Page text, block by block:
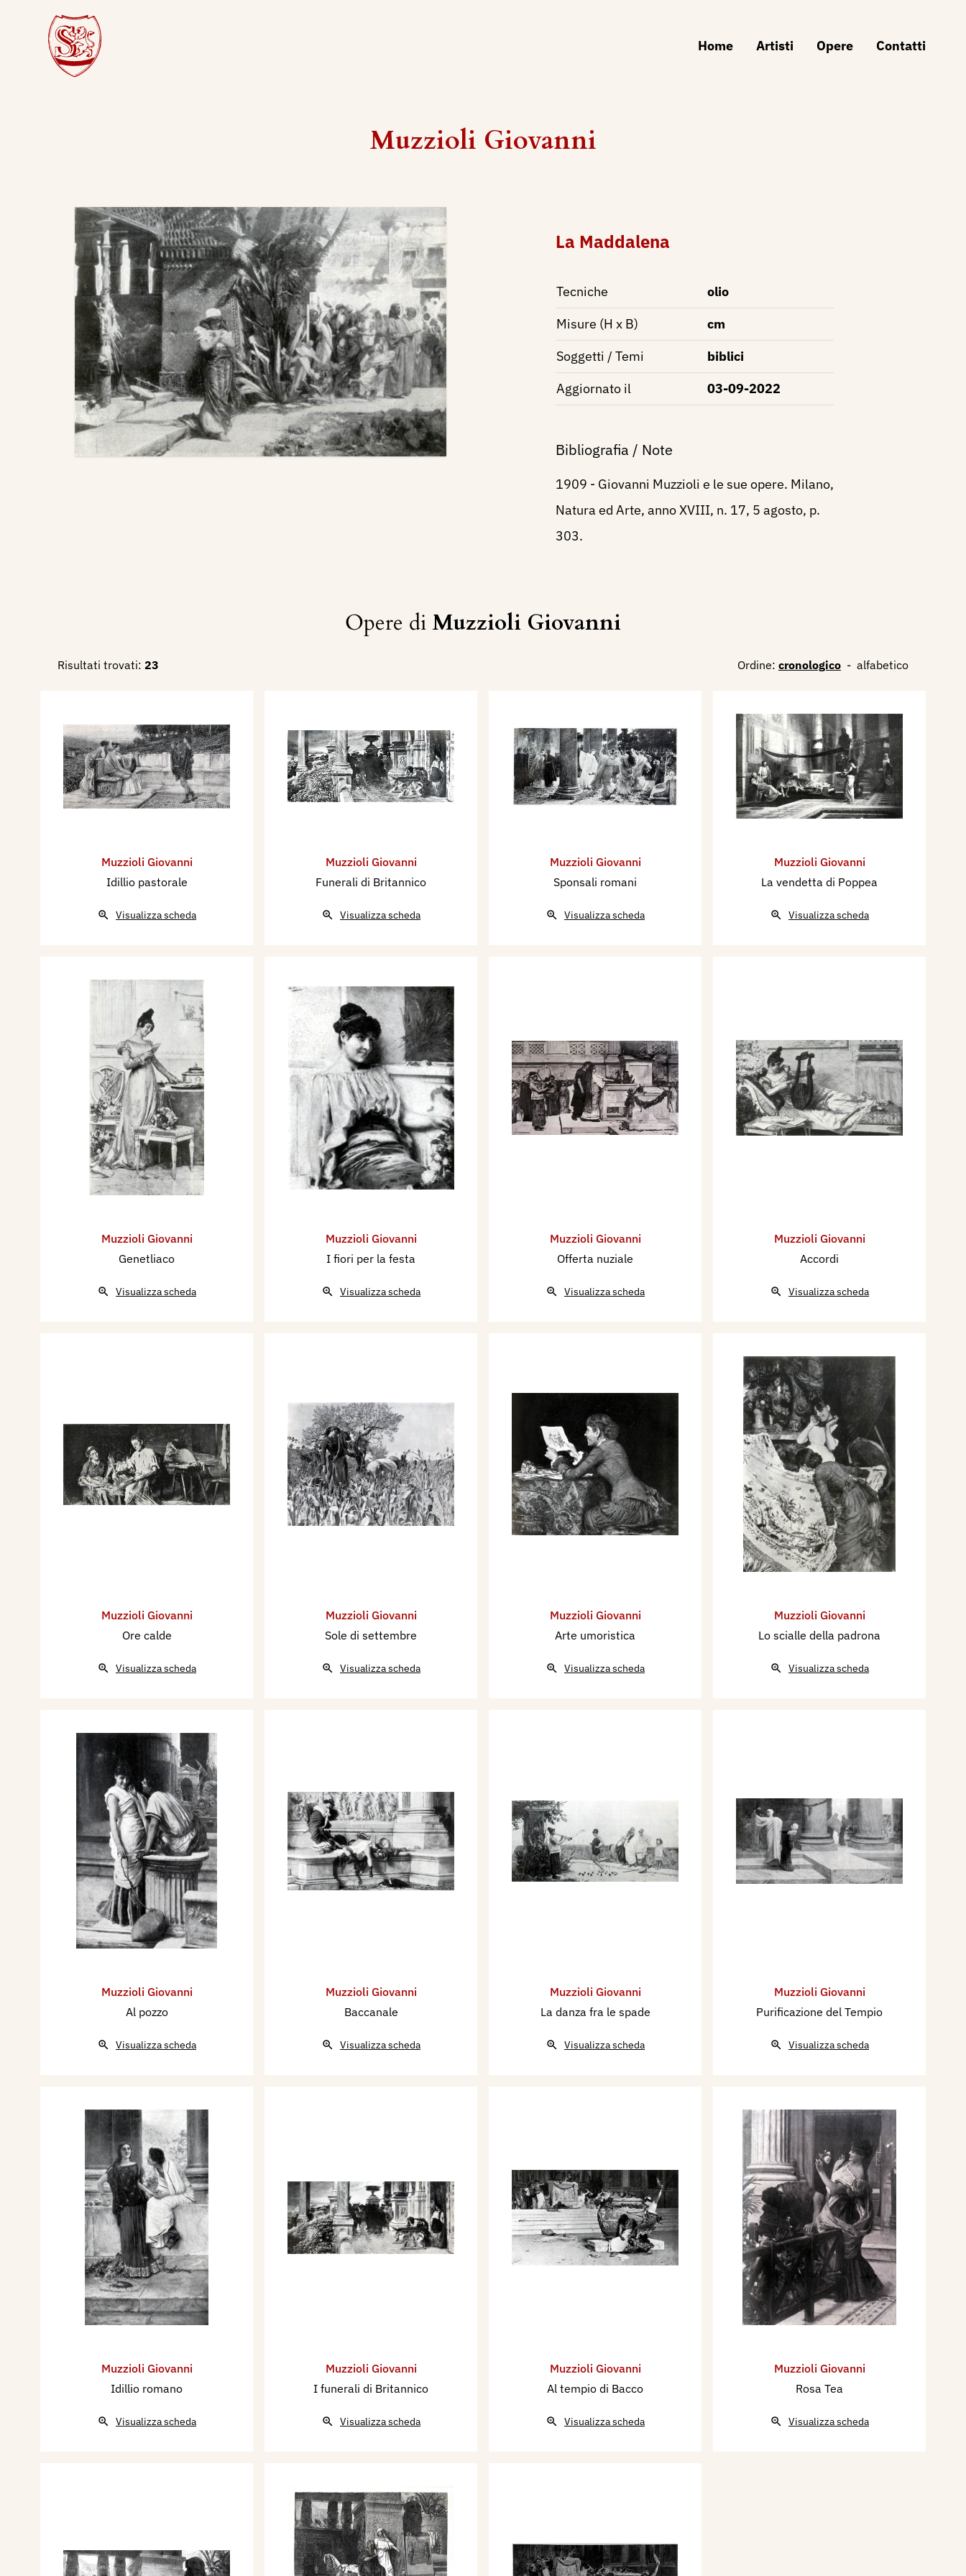
Home Artisti Opere Contatti
Muzzioli Giovanni
La Maddalena
Tecniche
olio
Misure (H x B)
cm
Soggetti / Temi
biblici
Aggiornato il
03-09-2022
Bibliografia / Note
1909 - Giovanni Muzzioli e le sue opere. Milano,
Natura ed Arte, anno XVIII, n. 17, 5 agosto, p.
303.
Opere diMuzzioli Giovanni
Risultati trovati: 23 Ordine: cronologico - alfabetico
Muzzioli Giovanni
Idillio pastorale
Visualizza scheda
Muzzioli Giovanni
Funerali di Britannico
Visualizza scheda
Muzzioli Giovanni
Sponsali romani
Visualizza scheda
Muzzioli Giovanni
La vendetta di Poppea
Visualizza scheda
Muzzioli Giovanni
Genetliaco
Visualizza scheda
Muzzioli Giovanni
I fiori per la festa
Visualizza scheda
Muzzioli Giovanni
Offerta nuziale
Visualizza scheda
Muzzioli Giovanni
Accordi
Visualizza scheda
Muzzioli Giovanni
Ore calde
Visualizza scheda
Muzzioli Giovanni
Sole di settembre
Visualizza scheda
Muzzioli Giovanni
Arte umoristica
Visualizza scheda
Muzzioli Giovanni
Lo scialle della padrona
Visualizza scheda
Muzzioli Giovanni
Al pozzo
Visualizza scheda
Muzzioli Giovanni
Baccanale
Visualizza scheda
Muzzioli Giovanni
La danza fra le spade
Visualizza scheda
Muzzioli Giovanni
Purificazione del Tempio
Visualizza scheda
Muzzioli Giovanni
Idillio romano
Visualizza scheda
Muzzioli Giovanni
I funerali di Britannico
Visualizza scheda
Muzzioli Giovanni
Al tempio di Bacco
Visualizza scheda
Muzzioli Giovanni
Rosa Tea
Visualizza scheda